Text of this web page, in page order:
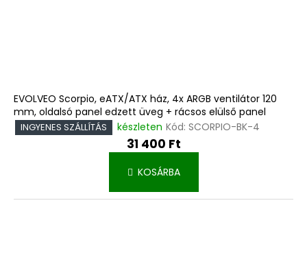
EVOLVEO Scorpio, eATX/ATX ház, 4x ARGB ventilátor 120
mm, oldalsó panel edzett üveg + rácsos elülső panel
INGYENES SZÁLLÍTÁS készleten Kód: SCORPIO-BK-4
31 400 Ft
KOSÁRBA